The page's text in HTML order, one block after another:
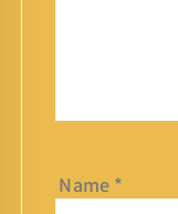
Name *